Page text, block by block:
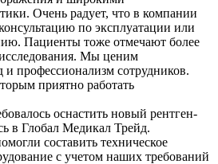
Очень радует, что в компании
по эксплуатации или
Пациенты тоже отмечают более
Мы ценим
профессионализм сотрудников.
приятно работать
оснастить новый рентген-
в Глобал Медикал Трейд.
составить техническое
с учетом наших требований